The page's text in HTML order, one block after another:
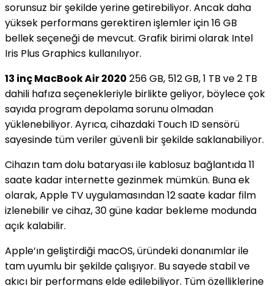
sorunsuz bir şekilde yerine getirebiliyor. Ancak daha
yüksek performans gerektiren işlemler için 16 GB
bellek seçeneği de mevcut. Grafik birimi olarak Intel
Iris Plus Graphics kullanılıyor.
13 inç MacBook Air 2020 256 GB, 512 GB, 1 TB ve 2 TB
dahili hafıza seçenekleriyle birlikte geliyor, böylece çok
sayıda program depolama sorunu olmadan
yüklenebiliyor. Ayrıca, cihazdaki Touch ID sensörü
sayesinde tüm veriler güvenli bir şekilde saklanabiliyor.
Cihazın tam dolu bataryası ile kablosuz bağlantıda 11
saate kadar internette gezinmek mümkün. Buna ek
olarak, Apple TV uygulamasından 12 saate kadar film
izlenebilir ve cihaz, 30 güne kadar bekleme modunda
açık kalabilir.
Apple’ın geliştirdiği macOS, üründeki donanımlar ile
tam uyumlu bir şekilde çalışıyor. Bu sayede stabil ve
akıcı bir performans elde edilebiliyor. Tüm özelliklerine